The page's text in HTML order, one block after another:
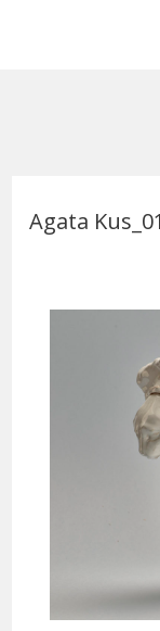
Agata